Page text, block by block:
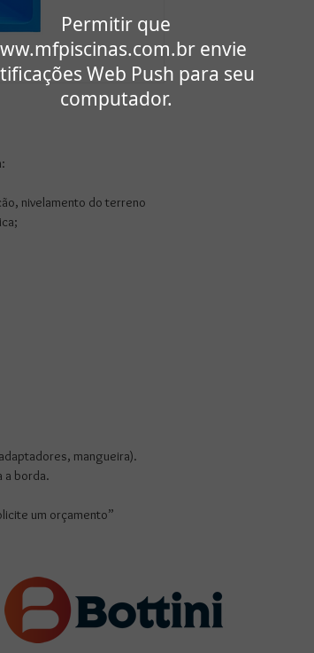
Permitir que
envie
Web Push para seu
computador.
nivelamento do terreno
mangueira).
a borda.
um orçamento”